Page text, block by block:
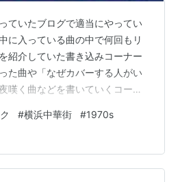
ていたブログで適当にやってい
に入っている曲の中で何回もリ
紹介していた書き込みコーナー
た曲や「なぜカバーする人がい
嘆く曲などを書いていくコーナ
す。この曲は2020年現在、1976
たアルバム『トロピカル・ダン
信サービス。または、細野晴臣
れば聞けます(^_^;
#横浜中華街 #1970s